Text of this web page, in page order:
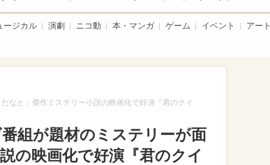
ージカル 演劇 ニコ動 本・マンガ ゲーム イベント アート
なと」傑作ミステリー小説の映画化で好演『君のクイ
組が題材のミステリーが面
の映画化で好演『君のクイ